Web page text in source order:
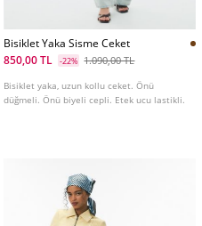
Bisiklet Yaka Sisme Ceket
850,00 TL
-22% 1.090,00 TL
Bisiklet yaka, uzun kollu ceket. Önü
düğmeli. Önü biyeli cepli. Etek ucu lastikli.